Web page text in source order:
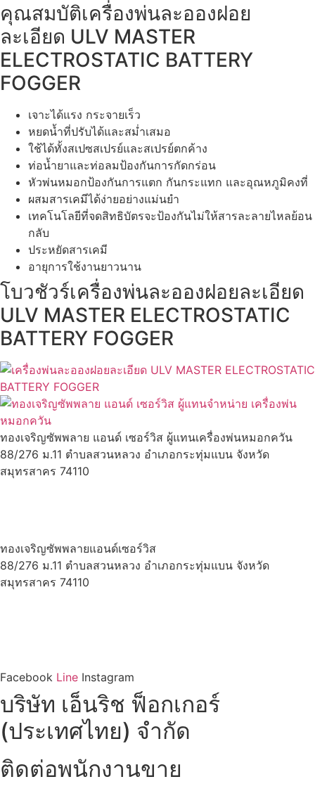
คุณสมบัติเครื่องพ่นละอองฝอย
ละเอียด ULV MASTER
ELECTROSTATIC BATTERY
FOGGER
เจาะได้แรง กระจายเร็ว
หยดน้ำที่ปรับได้และสม่ำเสมอ
ใช้ได้ทั้งสเปซสเปรย์และสเปรย์ตกค้าง
ท่อน้ำยาและท่อลมป้องกันการกัดกร่อน
หัวพ่นหมอกป้องกันการแตก กันกระแทก และอุณหภูมิคงที่
ผสมสารเคมีได้ง่ายอย่างแม่นยำ
เทคโนโลยีที่จดสิทธิบัตรจะป้องกันไม่ให้สารละลายไหลย้อน
กลับ
ประหยัดสารเคมี
อายุการใช้งานยาวนาน
โบวชัวร์เครื่องพ่นละอองฝอยละเอียด
ULV MASTER ELECTROSTATIC
BATTERY FOGGER
ทองเจริญซัพพลาย แอนด์ เซอร์วิส ผู้แทนเครื่องพ่นหมอกควัน
88/276 ม.11 ตำบลสวนหลวง อำเภอกระทุ่มแบน จังหวัด
สมุทรสาคร 74110
ทองเจริญซัพพลายแอนด์เซอร์วิส
88/276 ม.11 ตำบลสวนหลวง อำเภอกระทุ่มแบน จังหวัด
สมุทรสาคร 74110
Facebook Line Instagram
บริษัท เอ็นริช ฟ็อกเกอร์
(ประเทศไทย) จำกัด
ติดต่อพนักงานขาย